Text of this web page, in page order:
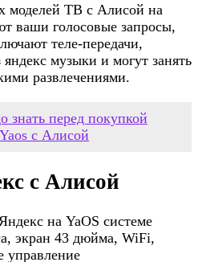
моделей ТВ с Алисой на
ваши голосовые запросы,
теле-передачи,
музыки и могут занять
развлечениями.
знать перед покупкой
с Алисой
с Алисой